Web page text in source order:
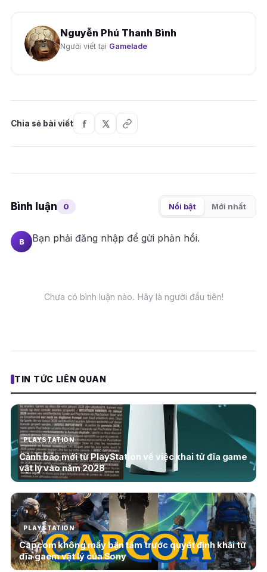
Nguyễn Phú Thanh Bình
Người viết tại Gamelade
Chia sẻ bài viết
Bình luận 0 Nổi bật Mới nhất
B Bạn phải đăng nhập để gửi phản hồi.
Chưa có bình luận nào. Hãy là người đầu tiên!
TIN TỨC LIÊN QUAN
PLAYSTATION
Cảnh báo mới từ PlayStation về việc khai tử đĩa game
vật lý vào năm 2028
PLAYSTATION
Capcom không mấy bận tâm trước quyết định khải tử
đĩa gaem vật lý của Sony